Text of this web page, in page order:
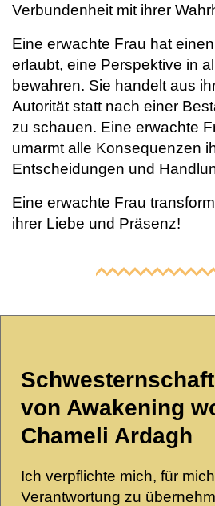
Verbundenheit mit ihrer
Eine erwachte Frau hat
erlaubt, eine Perspektive in
bewahren. Sie handelt aus
Autorität statt nach einer
zu schauen. Eine erwachte
umarmt alle Konsequenzen
Entscheidungen und
Eine erwachte Frau
ihrer Liebe und Präsenz!
von Awakening
Chameli Ardagh
Ich verpflichte mich, für
Verantwortung zu